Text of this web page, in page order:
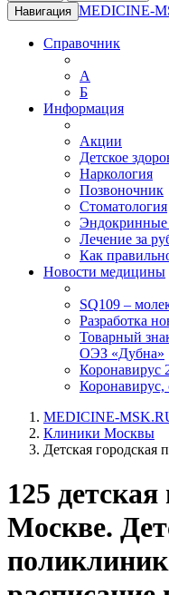
Навигация MEDICINE-
Справочник
А
Б
Информация
Акции
Детское
Наркология
Позвоночник
Стоматология
Эндокринные
Лечение за
Как
Новости медицины
SQ109 –
Разработка
Товарный
ОЭЗ «Дубна»
Коронавирус
Коронавирус,
MEDICINE-
Клиники Москвы
Детская городская
125
Москве.